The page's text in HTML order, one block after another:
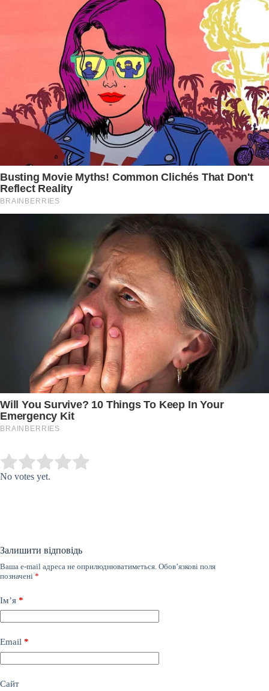
Rate this item:
No votes yet.
Залишити відповідь
Ваша e-mail адреса не оприлюднюватиметься. Обов’язкові поля
позначені *
Ім’я *
Email *
Сайт